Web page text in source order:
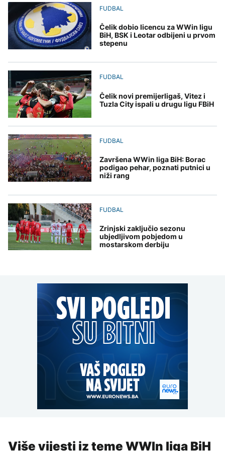
dvojici ukazana Hitna
odgovore
AKTUELNO
Protest u RMU Zenica:
dvojici ukazana Hitna
Europol: U Srbiji i
Njemačkoj uhapšeni
krijumčari koji su
prebacivali migrante iz
najviše u posljednje tri
AKTUELNO
Plovidba Hormuškim
naplaćivana do
konačnog sporazuma s
djece moraju platiti 942
KULTURA
drevnim piramidama
ZANIMLJIVOSTI
Rihanna radi na novom
FUDBAL
Čelik dobio licencu za WWin ligu
BiH, BSK i Leotar odbijeni u prvom
stepenu
FUDBAL
Čelik novi premijerligaš, Vitez i
Tuzla City ispali u drugu ligu FBiH
FUDBAL
Završena WWin liga BiH: Borac
podigao pehar, poznati putnici u
niži rang
FUDBAL
Zrinjski zaključio sezonu
ubjedljivom pobjedom u
mostarskom derbiju
Više vijesti iz teme WWIn liga BiH